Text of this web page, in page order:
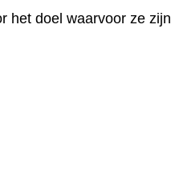
het doel waarvoor ze zijn